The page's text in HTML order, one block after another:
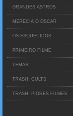
GRANDES ASTROS
MERECIA O OSCAR
OS ESQUECIDOS
PRIMEIRO FILME
TEMAS
TRASH: CULTS
TRASH: PIORES FILMES